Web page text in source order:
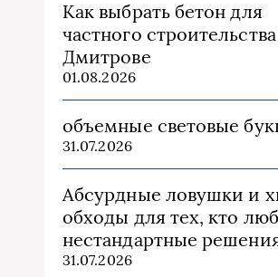
Как выбрать бетон для
частного
Дмитрове
01.08.2026
объемные световые
31.07.2026
Абсурдные ловушки и
обходы для тех, кто
нестандартные
31.07.2026